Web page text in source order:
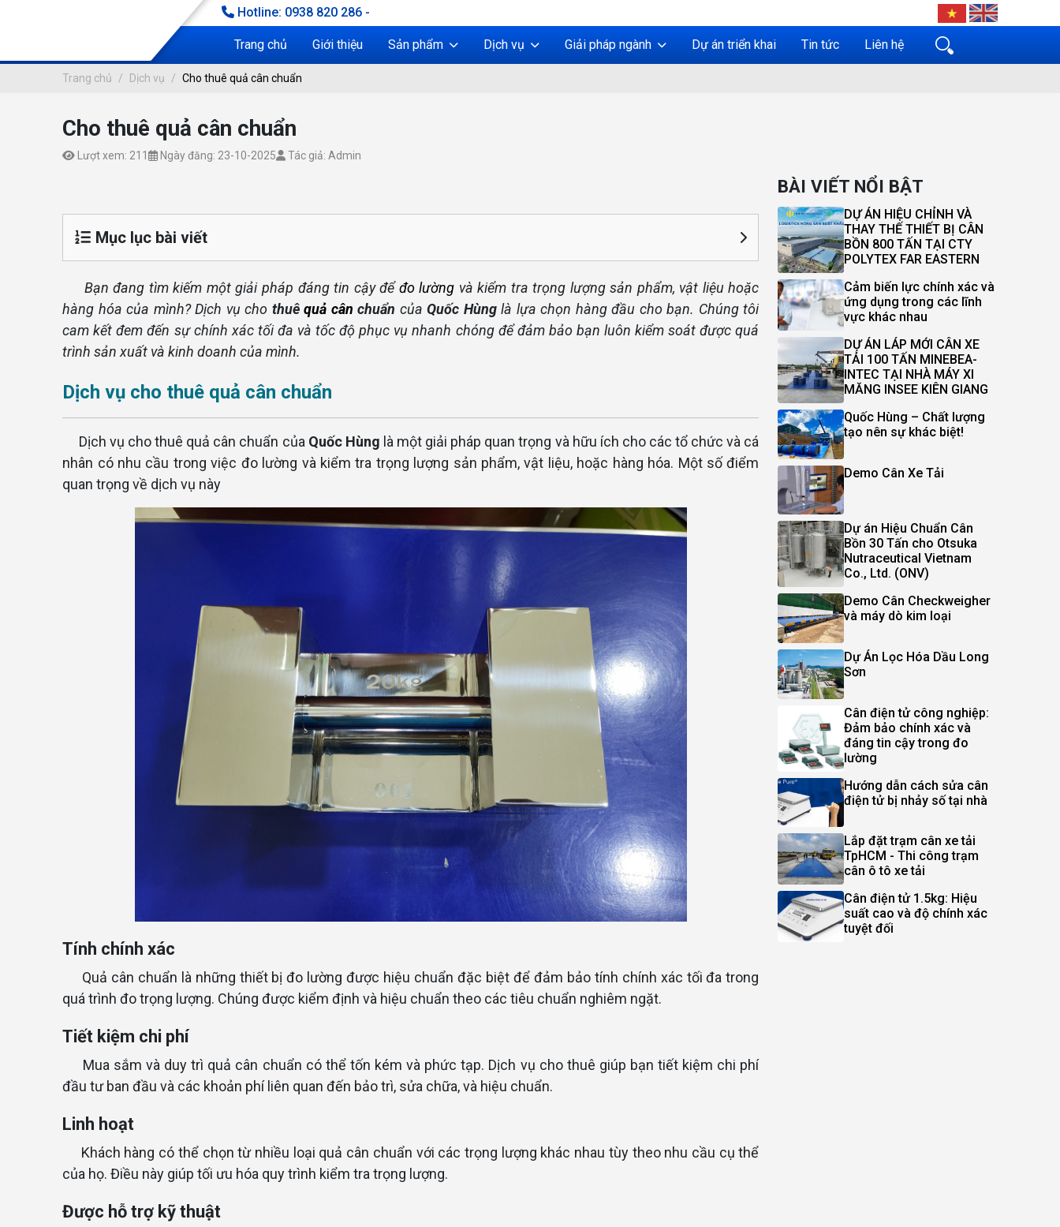
Hotline: 0938 820 286 -
Trang chủ Giới thiệu Sản phẩm Dịch vụ Giải pháp ngành Dự án triển khai Tin tức Liên hệ
CHO THUÊ QUẢ CÂN CHUẨN
Trang chủ Dịch vụ Cho thuê quả cân chuẩn
Cho thuê quả cân chuẩn
Lượt xem: 211 Ngày đăng: 23-10-2025 Tác giả: Admin
Mục lục bài viết
Bạn đang tìm kiếm một giải pháp đáng tin cậy đểđo lường và kiểm tra trọng lượng sản phẩm, vật liệu hoặc
hàng hóa của mình? Dịch vụ cho thuêquả cân chuẩn của Quốc Hùnglà lựa chọn hàng đầu cho bạn. Chúng tôi
cam kết đem đến sự chính xác tối đa và tốc độ phục vụ nhanh chóng để đảm bảo bạn luôn kiểm soát được quá
trình sản xuất và kinh doanh của mình.
Dịch vụ cho thuê quả cân chuẩn
Dịch vụ cho thuê quả cân chuẩn của Quốc Hùng là một giải pháp quan trọng và hữu ích cho các tổ chức và cá
nhân có nhu cầu trong việc đo lường và kiểm tra trọng lượng sản phẩm, vật liệu, hoặc hàng hóa. Một số điểm
quan trọng về dịch vụ này
Tính chính xác
Quả cân chuẩn là những thiết bị đo lường được hiệu chuẩn đặc biệt để đảm bảo tính chính xác tối đa trong
quá trình đo trọng lượng. Chúng được kiểm định và hiệu chuẩn theo các tiêu chuẩn nghiêm ngặt.
Tiết kiệm chi phí
Mua sắm và duy trì quả cân chuẩn có thể tốn kém và phức tạp. Dịch vụ cho thuê giúp bạn tiết kiệm chi phí
đầu tư ban đầu và các khoản phí liên quan đến bảo trì, sửa chữa, và hiệu chuẩn.
Linh hoạt
Khách hàng có thể chọn từ nhiều loại quả cân chuẩn với các trọng lượng khác nhau tùy theo nhu cầu cụ thể
của họ. Điều này giúp tối ưu hóa quy trình kiểm tra trọng lượng.
Được hỗ trợ kỹ thuật
BÀI VIẾT NỔI BẬT
DỰ ÁN HIỆU CHỈNH VÀ
THAY THẾ THIẾT BỊ CÂN
BỒN 800 TẤN TẠI CTY
POLYTEX FAR EASTERN
Cảm biến lực chính xác và
ứng dụng trong các lĩnh
vực khác nhau
DỰ ÁN LÁP MỚI CÂN XE
TẢI 100 TẤN MINEBEA-
INTEC TẠI NHÀ MÁY XI
MĂNG INSEE KIÊN GIANG
Quốc Hùng – Chất lượng
tạo nên sự khác biệt!
Demo Cân Xe Tải
Dự án Hiệu Chuẩn Cân
Bồn 30 Tấn cho Otsuka
Nutraceutical Vietnam
Co., Ltd. (ONV)
Demo Cân Checkweigher
và máy dò kim loại
Dự Án Lọc Hóa Dầu Long
Sơn
Cân điện tử công nghiệp:
Đảm bảo chính xác và
đáng tin cậy trong đo
lường
Hướng dẫn cách sửa cân
điện tử bị nhảy số tại nhà
Lắp đặt trạm cân xe tải
TpHCM - Thi công trạm
cân ô tô xe tải
Cân điện tử 1.5kg: Hiệu
suất cao và độ chính xác
tuyệt đối